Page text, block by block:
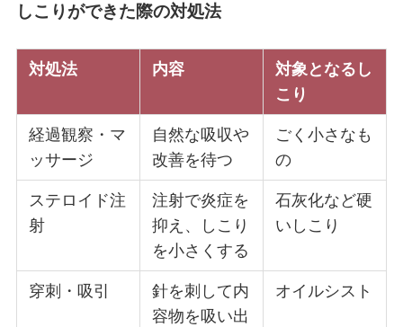
しこりができた際の対処法
対処法 内容
対象となるし
こり
経過観察・マ
ッサージ
自然な吸収や
改善を待つ
ごく小さなも
の
ステロイド注
射
注射で炎症を
抑え、しこり
を小さくする
石灰化など硬
いしこり
穿刺・吸引
針を刺して内
容物を吸い出
オイルシスト